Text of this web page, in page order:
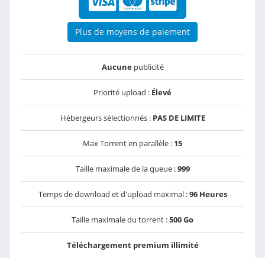
Plus de moyens de paiement
Aucunepublicité
Priorité upload : Élevé
Hébergeurs sélectionnés : PAS DE LIMITE
Max Torrent en parallèle : 15
Taille maximale de la queue :999
Temps de download et d'upload maximal :96 Heures
Taille maximale du torrent :500 Go
Téléchargement premium illimité